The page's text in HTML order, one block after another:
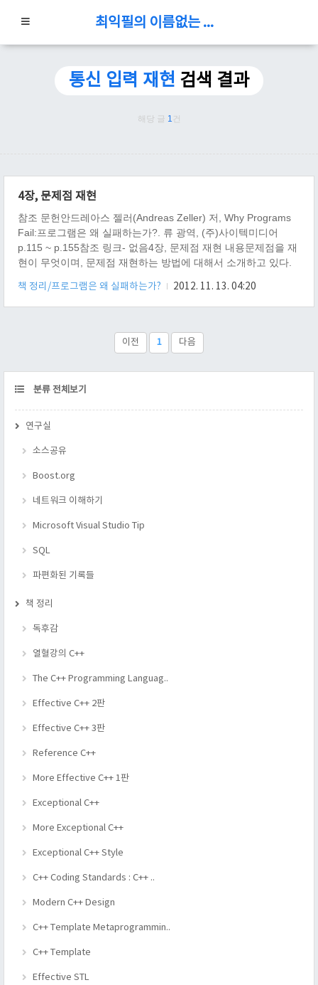
최익필의 이름없는 블로그
통신 입력 재현 검색 결과
해당 글 1 건
4장, 문제점 재현
참조 문헌안드레아스 젤러(Andreas Zeller) 저, Why Programs
Fail:프로그램은 왜 실패하는가?. 류 광역, (주)사이텍미디어
p.115 ~ p.155참조 링크- 없음4장, 문제점 재현 내용문제점을 재
현이 무엇이며, 문제점 재현하는 방법에 대해서 소개하고 있다.
되지 않으면, 문제가 어디서 시작 하는지, 어떤 증상이 있는지 확
인하기 매우 어려워, 문제의 관찰/수정이 매우 어려워 진다. 경험
가 95%는 족히 넘을 것이다. 그래서 문제가 발생되면, 문제 재현
이 제일 먼저 해야 할 일이다. 문제를 재현하게 되면, 문제을 통제
책 정리/프로그램은 왜 실패하는가? 2012. 11. 13. 04:20
이전 1 다음
CATEGORY
분류 전체보기
연구실
소스공유
Boost.org
네트워크 이해하기
Microsoft Visual Studio Tip
SQL
파편화된 기록들
책 정리
독후감
열혈강의 C++
The C++ Programming Languag..
Effective C++ 2판
Effective C++ 3판
Reference C++
More Effective C++ 1판
Exceptional C++
More Exceptional C++
Exceptional C++ Style
C++ Coding Standards : C++ ..
Modern C++ Design
C++ Template Metaprogrammin..
C++ Template
Effective STL